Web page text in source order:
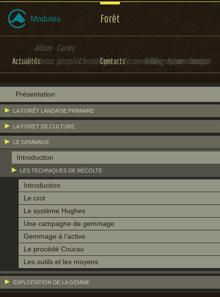
Modules Forêt
Actualités
Album
Photos
Cartes
postalesChronologieContactsPersonnalitésBibliographieDocumentation
Lexique
Présentation
LA FORÊT LANDAISE PRIMAIRE
LA FORET DE CULTURE
LE GEMMAGE
Introduction
LES TECHNIQUES DE RÉCOLTE
Introduction
Le crot
Le système Hughes
Une campagne de gemmage
Gemmage à l'active
Le procédé Courau
Les outils et les moyens
EXPLOITATION DE LA GEMME